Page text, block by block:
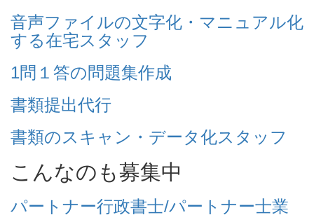
音声ファイルの文字化・マニュアル化
する在宅スタッフ
1問１答の問題集作成
書類提出代行
書類のスキャン・データ化スタッフ
こんなのも募集中
パートナー行政書士/パートナー士業